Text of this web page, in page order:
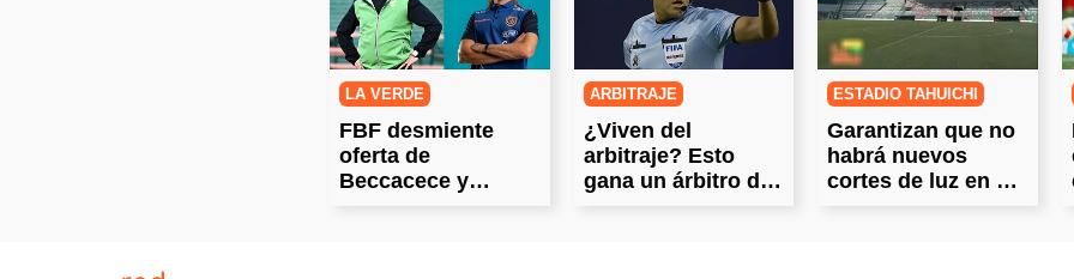
LA VERDE
FBF desmiente
oferta de
Beccacece y
ARBITRAJE
¿Viven del
arbitraje? Esto
gana un árbitro del
ESTADIO TAHUICHI
Garantizan que no
habrá nuevos
cortes de luz en el